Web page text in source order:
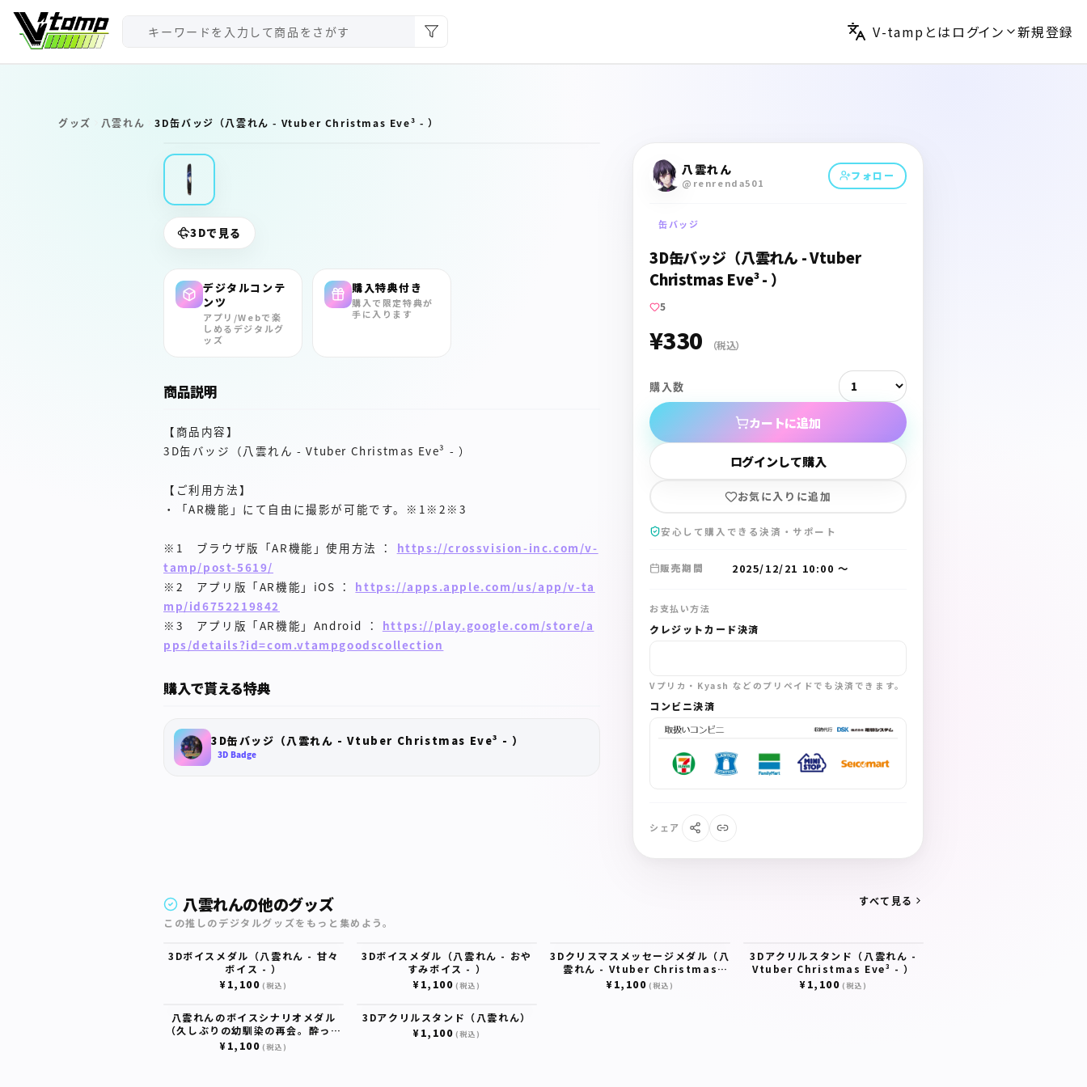
V-tamp（ブイタンプ）
V-tampとは ログイン 新規登録
グッズ 八雲れん 3D缶バッジ（八雲れん - Vtuber Christmas Eve³ - ）
3Dで見る
デジタルコンテ
ンツ
アプリ/Webで楽
しめるデジタルグ
ッズ
購入特典付き
購入で限定特典が
手に入ります
商品説明
【商品内容】
3D缶バッジ（八雲れん - Vtuber Christmas Eve³ - ）
【ご利用方法】
・「AR機能」にて自由に撮影が可能です。※1※2※3
※1 ブラウザ版「AR機能」使用方法 ： https://crossvision-inc.com/v-
tamp/post-5619/
※2 アプリ版「AR機能」iOS ： https://apps.apple.com/us/app/v-ta
mp/id6752219842
※3 アプリ版「AR機能」Android ： https://play.google.com/store/a
pps/details?id=com.vtampgoodscollection
購入で貰える特典
3D缶バッジ（八雲れん - Vtuber Christmas Eve³ - ）
3D Badge
八雲れん
@renrenda501
フォロー
缶バッジ
3D缶バッジ（八雲れん - Vtuber
Christmas Eve³ - ）
5
¥330 （税込）
購入数
カートに追加
ログインして購入
お気に入りに追加
安心して購入できる決済・サポート
販売期間 2025/12/21 10:00 〜
お支払い方法
クレジットカード決済
Vプリカ・Kyash などのプリペイドでも決済できます。
コンビニ決済
シェア
八雲れんの他のグッズ
この推しのデジタルグッズをもっと集めよう。
すべて見る
3Dボイスメダル（八雲れん - 甘々
ボイス - ）
¥1,100 (税込)
3Dボイスメダル（八雲れん - おや
すみボイス - ）
¥1,100 (税込)
3Dクリスマスメッセージメダル（八
雲れん - Vtuber Christmas
Eve³ - ）
¥1,100 (税込)
3Dアクリルスタンド（八雲れん -
Vtuber Christmas Eve³ - ）
¥1,100 (税込)
八雲れんのボイスシナリオメダル
（久しぶりの幼馴染の再会。酔って
本音が出ちゃった…。)
¥1,100 (税込)
3Dアクリルスタンド（八雲れん）
¥1,100 (税込)